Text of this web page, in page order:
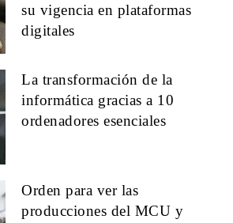
su vigencia en plataformas
digitales
La transformación de la
informática gracias a 10
ordenadores esenciales
Orden para ver las
producciones del MCU y